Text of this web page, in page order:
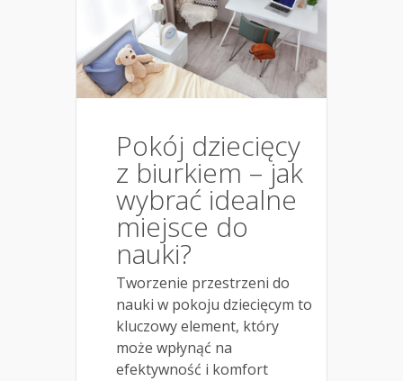
Pokój dziecięcy
z biurkiem – jak
wybrać idealne
miejsce do
nauki?
Tworzenie przestrzeni do
nauki w pokoju dziecięcym to
kluczowy element, który
może wpłynąć na
efektywność i komfort